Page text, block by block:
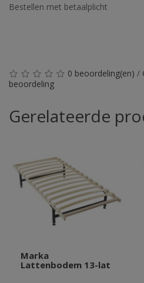
Bestellen met betaalplicht
0 beoordeling(en) /
beoordeling
Gerelateerde
Marka
Lattenbodem 13-lat